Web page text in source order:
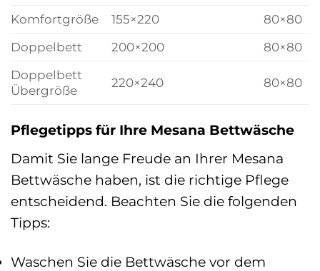
Komfortgröße
155×220
80×80
Doppelbett
200×200
80×80
Doppelbett
Übergröße
220×240 80×80
Pflegetipps für Ihre Mesana Bettwäsche
Damit Sie lange Freude an Ihrer Mesana
Bettwäsche haben, ist die richtige Pflege
entscheidend. Beachten Sie die folgenden
Tipps:
Waschen Sie die Bettwäsche vor dem